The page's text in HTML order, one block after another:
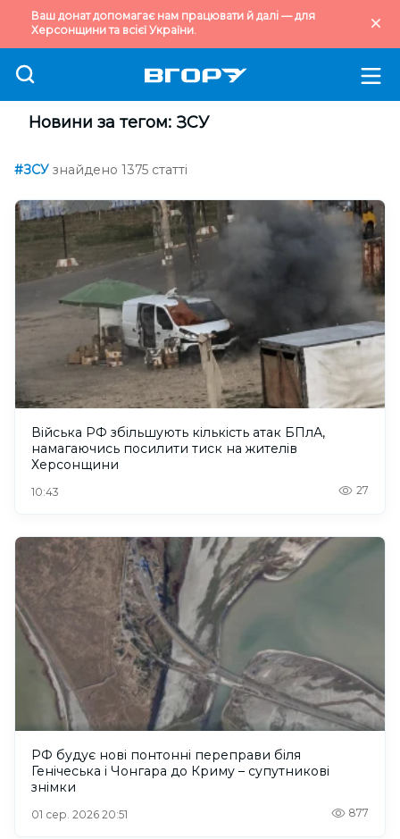
Ваш донат допомагає нам працювати й далі — для
Херсонщини та всієї України.
Новини за тегом: ЗСУ
#ЗСУ знайдено 1375 статті
Війська РФ збільшують кількість атак БПлА,
намагаючись посилити тиск на жителів
Херсонщини
10:43 27
РФ будує нові понтонні переправи біля
Генічеська і Чонгара до Криму – супутникові
знімки
01 сер. 2026 20:51 877